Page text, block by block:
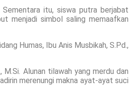
itu, siswa putra berjabat
menjadi simbol saling memaafkan
Humas, Ibu Anis Musbikah, S.Pd.,
M.Si. Alunan tilawah yang merdu dan
merenungi makna ayat-ayat suci